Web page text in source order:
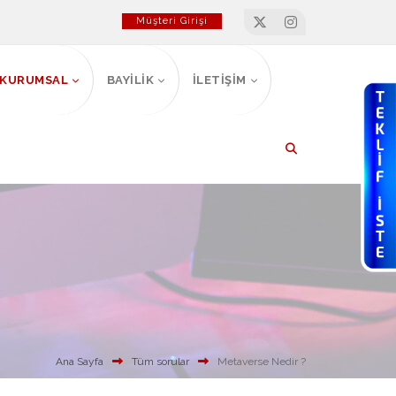
Müşteri Girişi
KURUMSAL BAYİLİK İLETİŞİM
Ana Sayfa Tüm sorular Metaverse Nedir ?